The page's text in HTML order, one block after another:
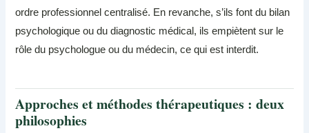
ordre professionnel centralisé. En revanche, s’ils font du bilan
psychologique ou du diagnostic médical, ils empiètent sur le
rôle du psychologue ou du médecin, ce qui est interdit.
Approches et méthodes thérapeutiques : deux
philosophies